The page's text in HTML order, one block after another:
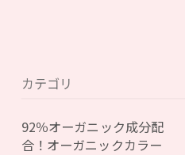
カテゴリ
92％オーガニック成分配
合！オーガニックカラー